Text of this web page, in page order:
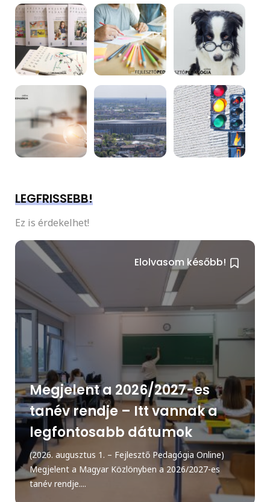
LEGFRISSEBB!
Ez is érdekelhet!
Elolvasom később!
Megjelent a 2026/2027-es
tanév rendje – Itt vannak a
legfontosabb dátumok
(2026. augusztus 1. – Fejlesztő Pedagógia Online)
Megjelent a Magyar Közlönyben a 2026/2027-es
tanév rendje....